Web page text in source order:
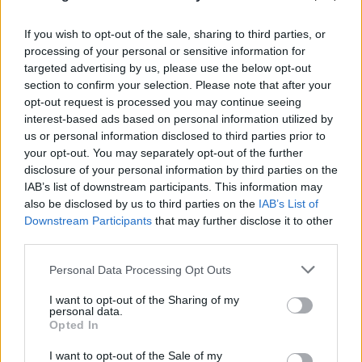
If you wish to opt-out of the sale, sharing to third parties, or
processing of your personal or sensitive information for
targeted advertising by us, please use the below opt-out
section to confirm your selection. Please note that after your
opt-out request is processed you may continue seeing
interest-based ads based on personal information utilized by
us or personal information disclosed to third parties prior to
your opt-out. You may separately opt-out of the further
disclosure of your personal information by third parties on the
IAB’s list of downstream participants. This information may
also be disclosed by us to third parties on the IAB’s List of
Downstream Participants that may further disclose it to other
Please note that this website/app uses one or more Google
not limited to your visit or usage behaviour. You may click to
grant or deny consent to Google and its third-party tags to
use your data for below specified purposes in below Google
consent section.
Personal Data Processing Opt Outs
I want to opt-out of the Sharing of my
personal data.
Opted In
I want to opt-out of the Sale of my
ασθενή
07.08.2026 ΓΙΏΡΓΟΣ ΓΕΩΡΓΑΚΌΠΟΥΛΟΣ